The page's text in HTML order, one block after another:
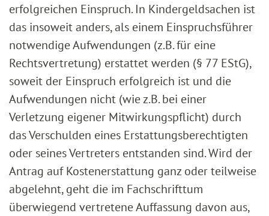
erfolgreichen Einspruch. In Kindergeldsachen ist
das insoweit anders, als einem Einspruchsführer
notwendige Aufwendungen (z.B. für eine
Rechtsvertretung) erstattet werden (§ 77 EStG),
soweit der Einspruch erfolgreich ist und die
Aufwendungen nicht (wie z.B. bei einer
Verletzung eigener Mitwirkungspflicht) durch
das Verschulden eines Erstattungsberechtigten
oder seines Vertreters entstanden sind. Wird der
Antrag auf Kostenerstattung ganz oder teilweise
abgelehnt, geht die im Fachschrifttum
überwiegend vertretene Auffassung davon aus,